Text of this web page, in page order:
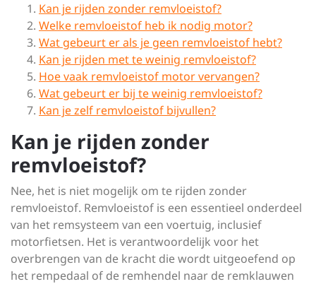
Kan je rijden zonder remvloeistof?
Welke remvloeistof heb ik nodig motor?
Wat gebeurt er als je geen remvloeistof hebt?
Kan je rijden met te weinig remvloeistof?
Hoe vaak remvloeistof motor vervangen?
Wat gebeurt er bij te weinig remvloeistof?
Kan je zelf remvloeistof bijvullen?
Kan je rijden zonder
remvloeistof?
Nee, het is niet mogelijk om te rijden zonder
remvloeistof. Remvloeistof is een essentieel onderdeel
van het remsysteem van een voertuig, inclusief
motorfietsen. Het is verantwoordelijk voor het
overbrengen van de kracht die wordt uitgeoefend op
het rempedaal of de remhendel naar de remklauwen